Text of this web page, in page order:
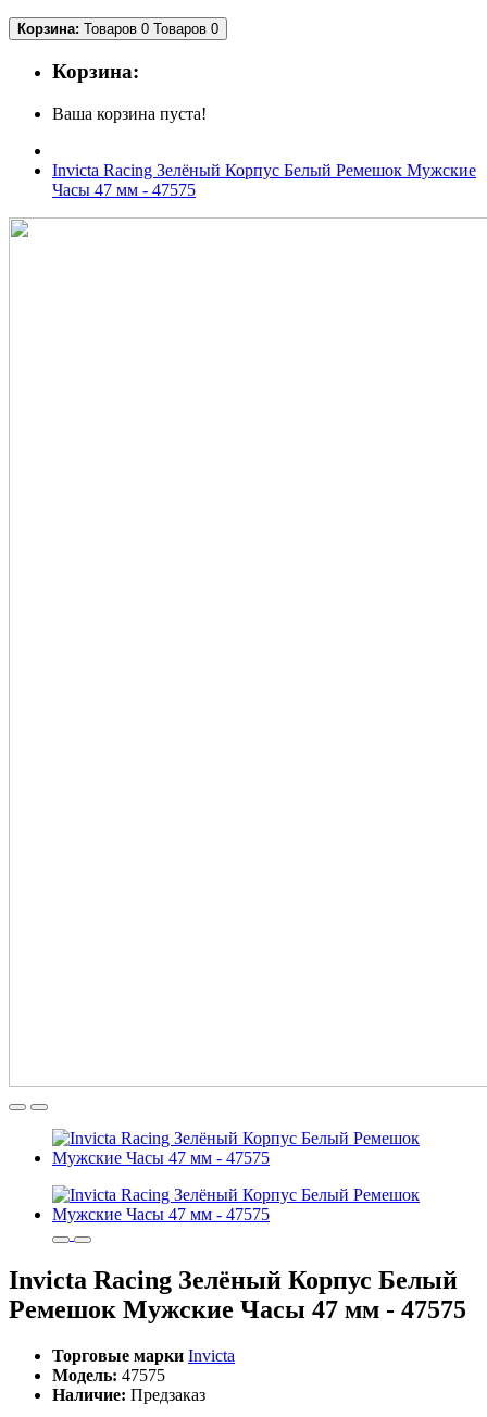
Корзина: Товаров 0 Товаров 0
Корзина:
Ваша корзина пуста!
Invicta Racing Зелёный Корпус Белый Ремешок Мужские
Часы 47 мм - 47575
Invicta Racing Зелёный Корпус Белый
Ремешок Мужские Часы 47 мм - 47575
Торговые марки Invicta
Модель: 47575
Наличие: Предзаказ